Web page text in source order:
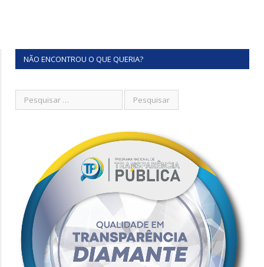
NÃO ENCONTROU O QUE QUERIA?